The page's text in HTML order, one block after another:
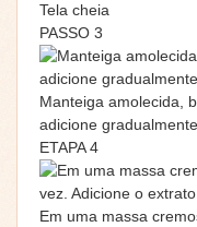
Tela cheia
PASSO 3
Manteiga amolecida,
adicione
ETAPA 4
Em uma massa